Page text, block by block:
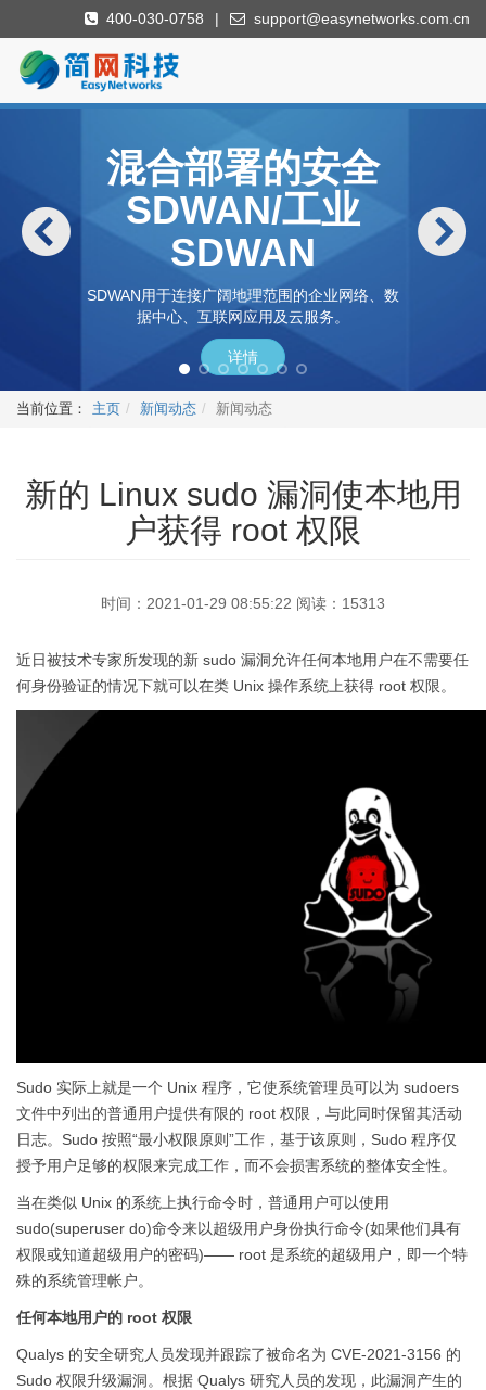
400-030-0758 | support@easynetworks.com.cn
混合部署的安全
SDWAN/工业
SDWAN
SDWAN用于连接广阔地理范围的企业网络、数
据中心、互联网应用及云服务。
详情
APPway下一代防火墙是当今企业网络的安全
核心，实现优化性能、提供安全性和确保可靠
性的一个必不可少的工具。
控防御系统
(IPS/IDS)
情况，及时的中断、调整或隔离一些具有破坏
详情
APPCloudsec虚拟形式下一代防火墙，为公有
云和私有云提供网络安全解决方案。
4G5G无线接入网关可以使用4G和5G的链路来
访问internet或者作为vpn连入企业内网，自动
实现户外设备、无人值守，物联网，或者小型
详情
DNS过滤器通过对DNS请求处理，实现禁止和
允许访问某些域名，发现木马攻击，设置蜜
罐。
（病毒监测系统）
专注于恶意代码威胁综合防御、监控的硬件级
详情
当前位置： 主页 新闻动态 新闻动态
新的 Linux sudo 漏洞使本地用
户获得 root 权限
时间：2021-01-29 08:55:22 阅读：15313
近日被技术专家所发现的新 sudo 漏洞允许任何本地用户在不需要任
何身份验证的情况下就可以在类 Unix 操作系统上获得 root 权限。
Sudo 实际上就是一个 Unix 程序，它使系统管理员可以为 sudoers
文件中列出的普通用户提供有限的 root 权限，与此同时保留其活动
日志。Sudo 按照“最小权限原则”工作，基于该原则，Sudo 程序仅
授予用户足够的权限来完成工作，而不会损害系统的整体安全性。
当在类似 Unix 的系统上执行命令时，普通用户可以使用
sudo(superuser do)命令来以超级用户身份执行命令(如果他们具有
权限或知道超级用户的密码)—— root 是系统的超级用户，即一个特
殊的系统管理帐户。
任何本地用户的 root 权限
Qualys 的安全研究人员发现并跟踪了被命名为 CVE-2021-3156 的
Sudo 权限升级漏洞。根据 Qualys 研究人员的发现，此漏洞产生的